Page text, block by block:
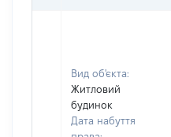
Вид об'єкта:
Житловий
будинок
Дата набуття